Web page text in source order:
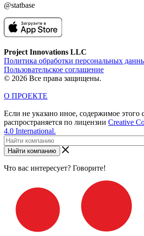
@statbase
Project Innovations LLC
Политика обработки персональных
Пользовательское соглашение
© 2026 Все права защищены.
О ПРОЕКТЕ
Если не указано иное, содержимое этого
распространяется по лицензии Creative
4.0 International.
Найти компанию
Что вас интересует? Говорите!